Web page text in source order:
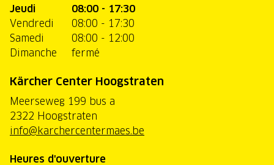
Jeudi
08:00 - 17:30
Vendredi
08:00 - 17:30
Samedi
08:00 - 12:00
Dimanche
fermé
Kärcher Center Hoogstraten
Meerseweg 199 bus a
2322 Hoogstraten
info@karchercentermaes.be
Heures d'ouverture